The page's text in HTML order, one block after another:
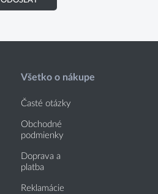
Všetko o nákupe
Časté otázky
Obchodné
podmienky
Doprava a
platba
Reklamácie